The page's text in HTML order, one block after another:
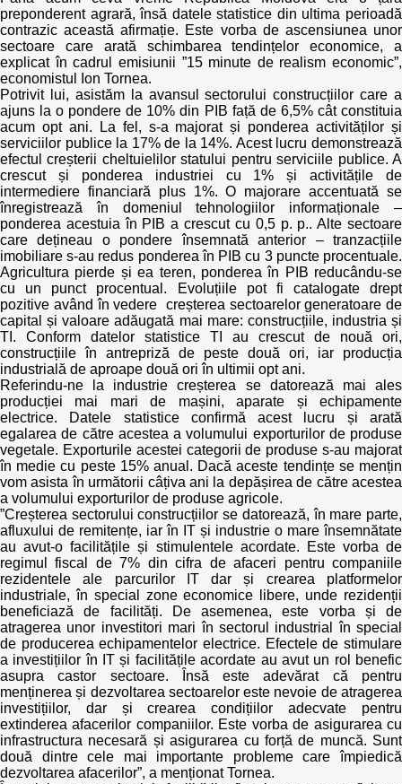
Rapoarte
Inițiative în derulare
Inițiative desfășurate
Manual de proceduri
Note & poziții​
Organigrama IDIS
Anunțuri
Consiliul consulativ internațional IDIS
Politici regionale
Bunele practici
Laborator sociometric
Transparența guvernării locale
People Watch
Proces democratic
Agenda Națională de Business
Puterea hibridă
15 minute de realism economic
Trend Hunter
Buletin EU-STRAT
Aplică la BUNELE PRACTICI
Transparența întreprinderilor de stat
Cele mai bune și cele mai proaste politici locale din
Moldova
Democrația, independența și transparența instituțiilor
publice-cheie din Moldova
Achiziții publice
Achizițiile publice în vizorul societății civile
preponderent agrară, însă datele statistice din ultima perioadă
contrazic această afirmație. Este vorba de ascensiunea unor
sectoare care arată schimbarea tendințelor economice, a
explicat în cadrul emisiunii ”15 minute de realism economic”,
economistul Ion Tornea.
Potrivit lui, asistăm la avansul sectorului construcțiilor care a
ajuns la o pondere de 10% din PIB față de 6,5% cât constituia
acum opt ani. La fel, s-a majorat și ponderea activităților și
serviciilor publice la 17% de la 14%. Acest lucru demonstrează
efectul creșterii cheltuielilor statului pentru serviciile publice. A
crescut și ponderea industriei cu 1% și activitățile de
intermediere financiară plus 1%. O majorare accentuată se
înregistrează în domeniul tehnologiilor informaționale –
ponderea acestuia în PIB a crescut cu 0,5 p. p.. Alte sectoare
care dețineau o pondere însemnată anterior – tranzacțiile
imobiliare s-au redus ponderea în PIB cu 3 puncte procentuale.
Agricultura pierde și ea teren, ponderea în PIB reducându-se
cu un punct procentual. Evoluțiile pot fi catalogate drept
pozitive având în vedere creșterea sectoarelor generatoare de
capital și valoare adăugată mai mare: construcțiile, industria și
TI. Conform datelor statistice TI au crescut de nouă ori,
construcțiile în antrepriză de peste două ori, iar producția
industrială de aproape două ori în ultimii opt ani.
Referindu-ne la industrie creșterea se datorează mai ales
producției mai mari de mașini, aparate și echipamente
electrice. Datele statistice confirmă acest lucru și arată
egalarea de către acestea a volumului exporturilor de produse
vegetale. Exporturile acestei categorii de produse s-au majorat
în medie cu peste 15% anual. Dacă aceste tendințe se mențin
vom asista în următorii câțiva ani la depășirea de către acestea
a volumului exporturilor de produse agricole.
”Creșterea sectorului construcțiilor se datorează, în mare parte,
afluxului de remitențe, iar în IT și industrie o mare însemnătate
au avut-o facilitățile și stimulentele acordate. Este vorba de
regimul fiscal de 7% din cifra de afaceri pentru companiile
rezidentele ale parcurilor IT dar și crearea platformelor
industriale, în special zone economice libere, unde rezidenții
beneficiază de facilități. De asemenea, este vorba și de
atragerea unor investitori mari în sectorul industrial în special
de producerea echipamentelor electrice. Efectele de stimulare
a investițiilor în IT și facilitățile acordate au avut un rol benefic
asupra castor sectoare. Însă este adevărat că pentru
menținerea și dezvoltarea sectoarelor este nevoie de atragerea
investițiilor, dar și crearea condițiilor adecvate pentru
extinderea afacerilor companiilor. Este vorba de asigurarea cu
infrastructura necesară și asigurarea cu forță de muncă. Sunt
două dintre cele mai importante probleme care împiedică
dezvoltarea afacerilor”, a menționat Tornea.